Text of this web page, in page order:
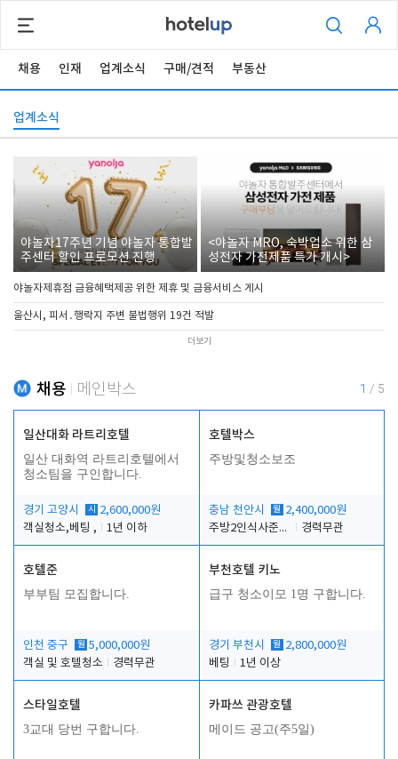
채용 인재 업계소식 구매/견적 부동산
업계소식
야놀자17주년 기념 야놀자 통합발
주센터 할인 프로모션 진행
<야놀자 MRO, 숙박업소 위한 삼
성전자 가전제품 특가 개시>
야놀자제휴점 금융혜택제공 위한 제휴 및 금융서비스 게시
울산시, 피서․행락지 주변 불법행위 19건 적발
더보기
채용 메인박스 1 / 5
일산대화 라트리호텔
일산 대화역 라트리호텔에서
청소팀을 구인합니다.
경기 고양시 시
2,600,000원
객실청소,베팅 ,
1년 이하
호텔박스
주방및청소보조
충남 천안시 월 2,400,000원
주방2인식사준비및청소린렌보조
경력무관
호텔준
부부팀 모집합니다.
인천 중구 월 5,000,000원
객실 및 호텔청소
경력무관
부천호텔 키노
급구 청소이모 1명 구합니다.
경기 부천시 월 2,800,000원
베팅
1년 이상
스타일호텔
3교대 당번 구합니다.
카파쓰 관광호텔
메이드 공고(주5일)